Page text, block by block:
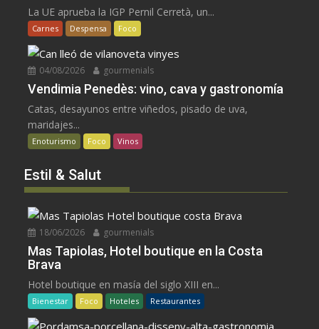
La UE aprueba la IGP Pernil Cerretà, un...
Carnes Despensa Foco
04/08/2026 gourmenials
Vendimia Penedès: vino, cava y gastronomía
Catas, desayunos entre viñedos, pisado de uva,
maridajes...
Enoturismo Foco Vinos
Estil & Salut
18/06/2026 gourmenials
Mas Tapiolas, Hotel boutique en la Costa
Brava
Hotel boutique en masía del siglo XIII en...
Bienestar Foco Hoteles Restaurantes